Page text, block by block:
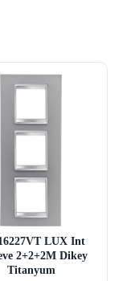
LUX Int
2+2+2M Dikey
Titanyum